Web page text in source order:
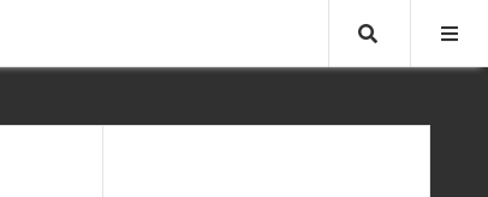
Search …